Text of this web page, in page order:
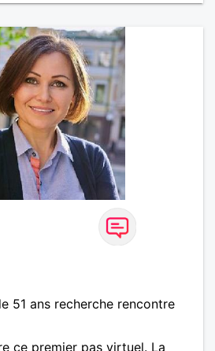
51 ans recherche rencontre
ce premier pas virtuel. La